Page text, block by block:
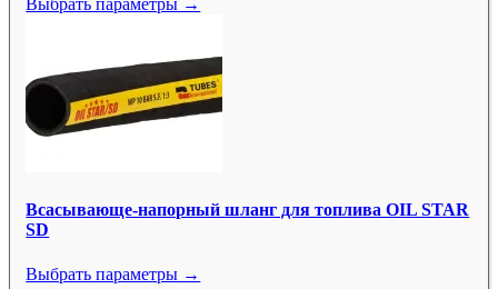
Выбрать параметры →
Всасывающе-напорный шланг для топлива OIL STAR
SD
Выбрать параметры →